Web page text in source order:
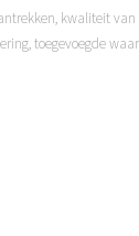
, kwaliteit van
,toegevoegde